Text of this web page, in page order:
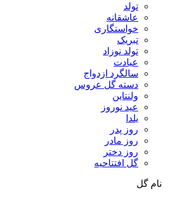
تولد
عاشقانه
خواستگاری
تبریک
تولد نوزاد
عیادت
سالگرد ازدواج
دسته گل عروس
ولنتاین
عید نوروز
یلدا
روز پدر
روز مادر
روز دختر
گل افتتاحیه
نام گل